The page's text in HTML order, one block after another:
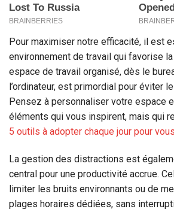
Pour maximiser notre efficacité, il est
environnement de travail qui favorise
espace de travail organisé, dès le
l’ordinateur, est primordial pour éviter
Pensez à personnaliser votre espace
éléments qui vous inspirent, mais qui
5 outils à adopter chaque jour pour
La gestion des distractions est
central pour une productivité accrue.
limiter les bruits environnants ou de
plages horaires dédiées, sans